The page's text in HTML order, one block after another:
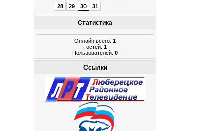
28
29 30 31
Статистика
Онлайн всего:1
Гостей:1
Пользователей:0
Ссылки